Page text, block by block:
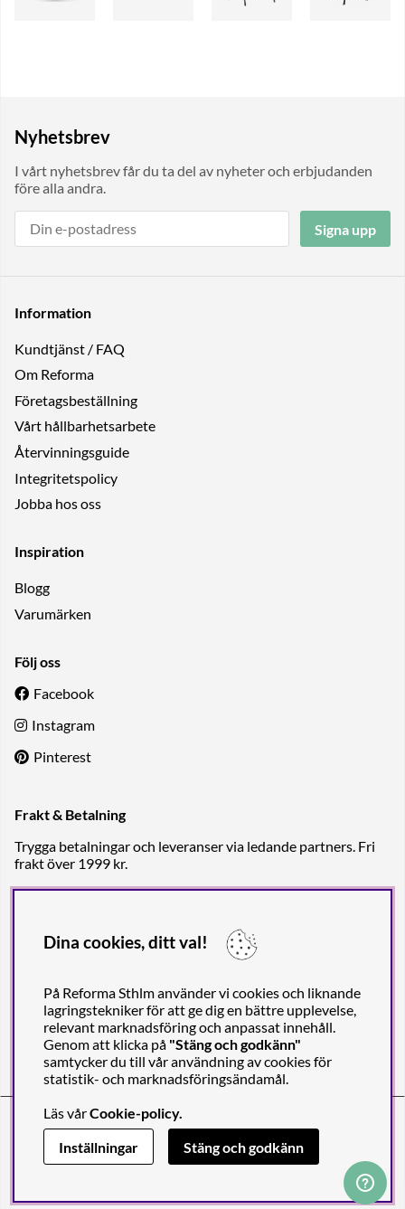
Nyhetsbrev
I vårt nyhetsbrev får du ta del av nyheter och erbjudanden
före alla andra.
Signa upp
Information
Kundtjänst / FAQ
Om Reforma
Företagsbeställning
Vårt hållbarhetsarbete
Återvinningsguide
Integritetspolicy
Jobba hos oss
Inspiration
Blogg
Varumärken
Följ oss
Facebook
Instagram
Pinterest
Frakt & Betalning
Trygga betalningar och leveranser via ledande partners. Fri
frakt över 1999 kr.
Reforma Sthlm AB (org. no. 556849-2606)
Engelbrektsgatan 29
(Note! Postal address only), SE-114 32
STOCKHOLM, Sweden
Dina cookies, ditt val!
På Reforma Sthlm använder vi cookies och liknande
lagringstekniker för att ge dig en bättre upplevelse,
relevant marknadsföring och anpassat innehåll.
Genom att klicka på "Stäng och godkänn"
samtycker du till vår användning av cookies för
statistik- och marknadsföringsändamål.
Läs vårCookie-policy.
Inställningar
Stäng och godkänn